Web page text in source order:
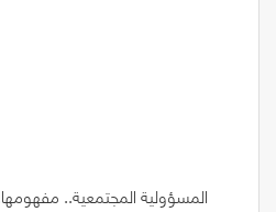
المسؤولية المجتمعية..